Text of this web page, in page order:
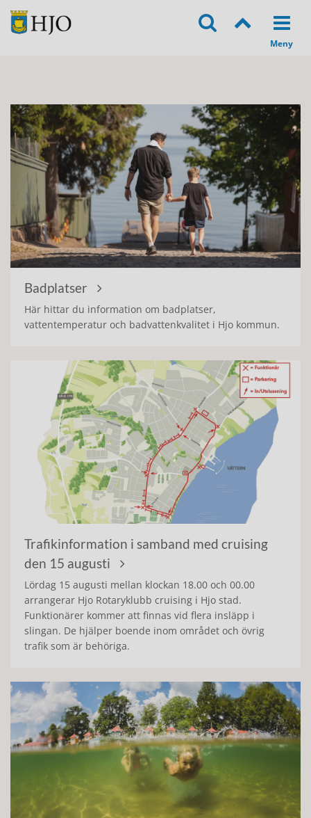
Startsida
Badplatser
Här hittar du information om badplatser,
vattentemperatur och badvattenkvalitet i Hjo kommun.
Trafikinformation i samband med cruising
den 15 augusti
Lördag 15 augusti mellan klockan 18.00 och 00.00
arrangerar Hjo Rotaryklubb cruising i Hjo stad.
Funktionärer kommer att finnas vid flera insläpp i
slingan. De hjälper boende inom området och övrig
trafik som är behöriga.